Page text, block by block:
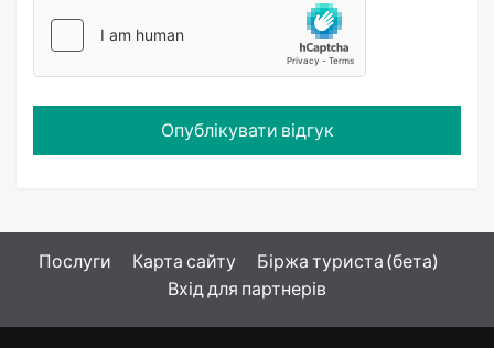
Послуги Карта сайту
Біржа туриста (бета)
Вхід для партнерів